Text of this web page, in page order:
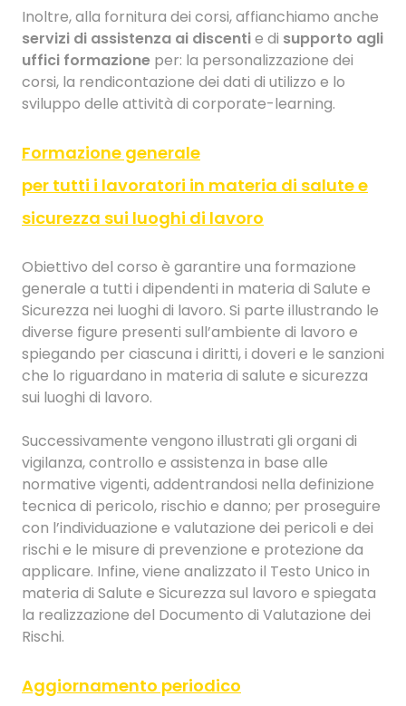
Inoltre, alla fornitura dei corsi, affianchiamo anche
servizi di assistenza ai discentie di supporto agli
uffici formazione per: la personalizzazione dei
corsi, la rendicontazione dei dati di utilizzo e lo
sviluppo delle attività di corporate-learning.
Formazione generale
per tutti i lavoratori in materia di salute e
sicurezza sui luoghi di lavoro
Obiettivo del corso è garantire una formazione
generale a tutti i dipendenti in materia di Salute e
Sicurezza nei luoghi di lavoro. Si parte illustrando le
diverse figure presenti sull’ambiente di lavoro e
spiegando per ciascuna i diritti, i doveri e le sanzioni
che lo riguardano in materia di salute e sicurezza
sui luoghi di lavoro.
Successivamente vengono illustrati gli organi di
vigilanza, controllo e assistenza in base alle
normative vigenti, addentrandosi nella definizione
tecnica di pericolo, rischio e danno; per proseguire
con l’individuazione e valutazione dei pericoli e dei
rischi e le misure di prevenzione e protezione da
applicare. Infine, viene analizzato il Testo Unico in
materia di Salute e Sicurezza sul lavoro e spiegata
la realizzazione del Documento di Valutazione dei
Rischi.
Aggiornamento periodico